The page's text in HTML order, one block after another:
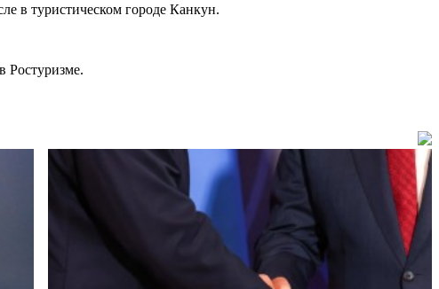
в туристическом городе Канкун.
Ростуризме.